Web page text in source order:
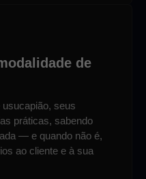
de
seus
práticas, sabendo
— e quando não é,
ao cliente e à sua